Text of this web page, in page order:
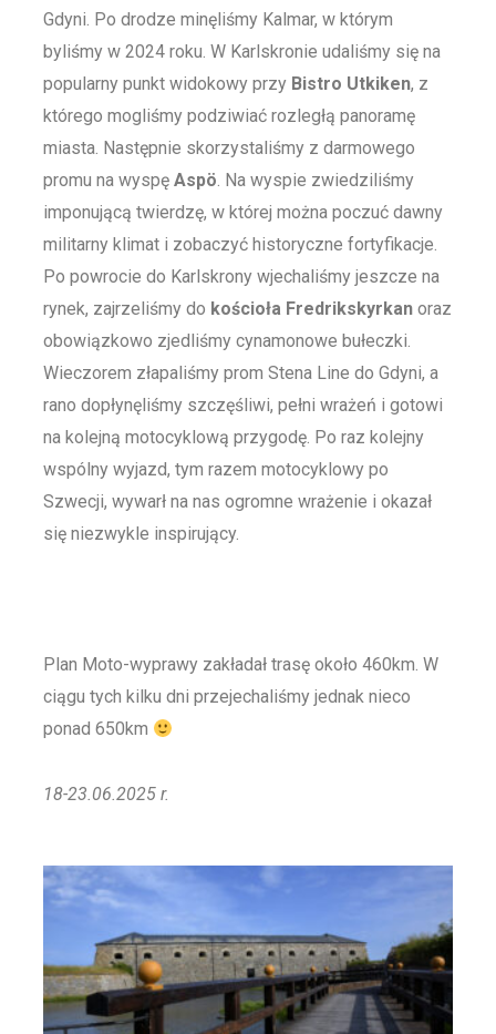
Gdyni. Po drodze minęliśmy Kalmar, w którym
byliśmy w 2024 roku. W Karlskronie udaliśmy się na
popularny punkt widokowy przy Bistro Utkiken, z
którego mogliśmy podziwiać rozległą panoramę
miasta. Następnie skorzystaliśmy z darmowego
promu na wyspę Aspö. Na wyspie zwiedziliśmy
imponującą twierdzę, w której można poczuć dawny
militarny klimat i zobaczyć historyczne fortyfikacje.
Po powrocie do Karlskrony wjechaliśmy jeszcze na
rynek, zajrzeliśmy do kościoła Fredrikskyrkan oraz
obowiązkowo zjedliśmy cynamonowe bułeczki.
Wieczorem złapaliśmy prom Stena Line do Gdyni, a
rano dopłynęliśmy szczęśliwi, pełni wrażeń i gotowi
na kolejną motocyklową przygodę. Po raz kolejny
wspólny wyjazd, tym razem motocyklowy po
Szwecji, wywarł na nas ogromne wrażenie i okazał
się niezwykle inspirujący.
Plan Moto-wyprawy zakładał trasę około 460km. W
ciągu tych kilku dni przejechaliśmy jednak nieco
ponad 650km
18-23.06.2025 r.